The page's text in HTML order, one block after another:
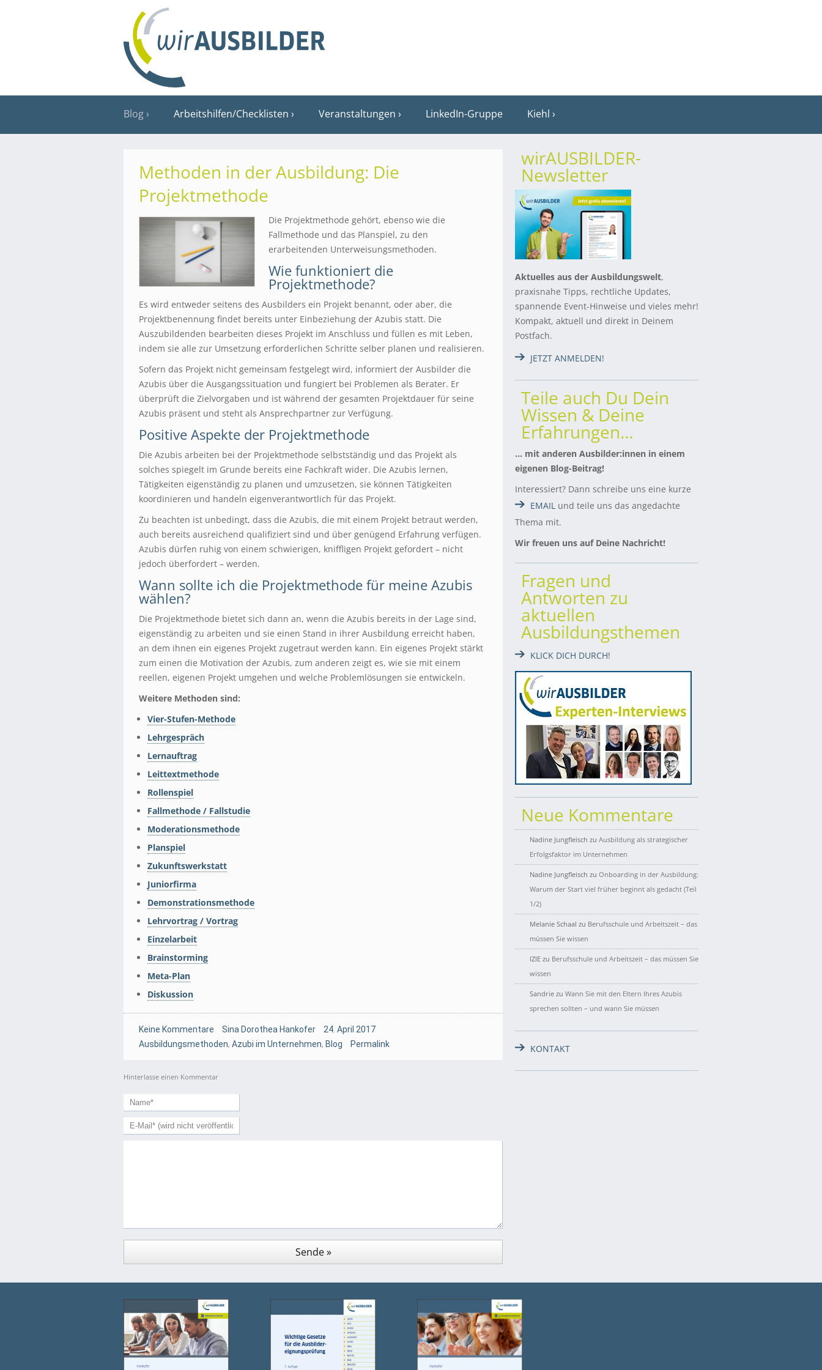
Blog Arbeitshilfen/Checklisten Veranstaltungen LinkedIn-Gruppe Kiehl
Methoden in der Ausbildung: Die
Projektmethode
Die Projektmethode gehört, ebenso wie die
Fallmethode und das Planspiel, zu den
erarbeitenden Unterweisungsmethoden.
Wie funktioniert die
Projektmethode?
Es wird entweder seitens des Ausbilders ein Projekt benannt, oder aber, die
Projektbenennung findet bereits unter Einbeziehung der Azubis statt. Die
Auszubildenden bearbeiten dieses Projekt im Anschluss und füllen es mit Leben,
indem sie alle zur Umsetzung erforderlichen Schritte selber planen und realisieren.
Sofern das Projekt nicht gemeinsam festgelegt wird, informiert der Ausbilder die
Azubis über die Ausgangssituation und fungiert bei Problemen als Berater. Er
überprüft die Zielvorgaben und ist während der gesamten Projektdauer für seine
Azubis präsent und steht als Ansprechpartner zur Verfügung.
Positive Aspekte der Projektmethode
Die Azubis arbeiten bei der Projektmethode selbstständig und das Projekt als
solches spiegelt im Grunde bereits eine Fachkraft wider. Die Azubis lernen,
Tätigkeiten eigenständig zu planen und umzusetzen, sie können Tätigkeiten
koordinieren und handeln eigenverantwortlich für das Projekt.
Zu beachten ist unbedingt, dass die Azubis, die mit einem Projekt betraut werden,
auch bereits ausreichend qualifiziert sind und über genügend Erfahrung verfügen.
Azubis dürfen ruhig von einem schwierigen, kniffligen Projekt gefordert – nicht
jedoch überfordert – werden.
Wann sollte ich die Projektmethode für meine Azubis
wählen?
Die Projektmethode bietet sich dann an, wenn die Azubis bereits in der Lage sind,
eigenständig zu arbeiten und sie einen Stand in ihrer Ausbildung erreicht haben,
an dem ihnen ein eigenes Projekt zugetraut werden kann. Ein eigenes Projekt stärkt
zum einen die Motivation der Azubis, zum anderen zeigt es, wie sie mit einem
reellen, eigenen Projekt umgehen und welche Problemlösungen sie entwickeln.
Weitere Methoden sind:
Vier-Stufen-Methode
Lehrgespräch
Lernauftrag
Leittextmethode
Rollenspiel
Fallmethode / Fallstudie
Moderationsmethode
Planspiel
Zukunftswerkstatt
Juniorfirma
Demonstrationsmethode
Lehrvortrag / Vortrag
Einzelarbeit
Brainstorming
Meta-Plan
Diskussion
Keine Kommentare Sina Dorothea Hankofer
24. April 2017
Ausbildungsmethoden, Azubi im Unternehmen, Blog Permalink
Hinterlasse einen Kommentar
wirAUSBILDER-
Newsletter
Aktuelles aus der Ausbildungswelt,
praxisnahe Tipps, rechtliche Updates,
spannende Event-Hinweise und vieles mehr!
Kompakt, aktuell und direkt in Deinem
Postfach.
JETZT ANMELDEN!
Teile auch Du Dein
Wissen & Deine
Erfahrungen…
… mit anderen Ausbilder:innen in einem
eigenen Blog-Beitrag!
Interessiert? Dann schreibe uns eine kurze
EMAIL und teile uns das angedachte
Thema mit.
Wir freuen uns auf Deine Nachricht!
Fragen und
Antworten zu
aktuellen
Ausbildungsthemen
KLICK DICH DURCH!
Neue Kommentare
Nadine Jungfleisch zu Ausbildung als strategischer
Erfolgsfaktor im Unternehmen
Nadine Jungfleisch zu Onboarding in der Ausbildung:
Warum der Start viel früher beginnt als gedacht (Teil
1/2)
Melanie Schaal zu Berufsschule und Arbeitszeit – das
müssen Sie wissen
IZIE zu Berufsschule und Arbeitszeit – das müssen Sie
wissen
Sandrie zu Wann Sie mit den Eltern Ihres Azubis
sprechen sollten – und wann Sie müssen
KONTAKT